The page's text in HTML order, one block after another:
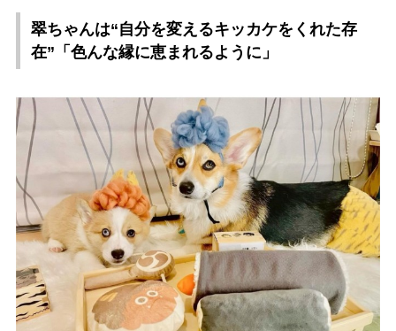
翠ちゃんは“自分を変えるキッカケをくれた存
在”「色んな縁に恵まれるように」